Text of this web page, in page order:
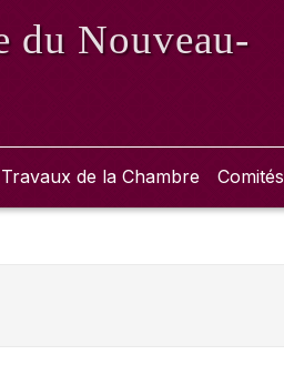
du Nouveau-
Travaux de la Chambre Comités